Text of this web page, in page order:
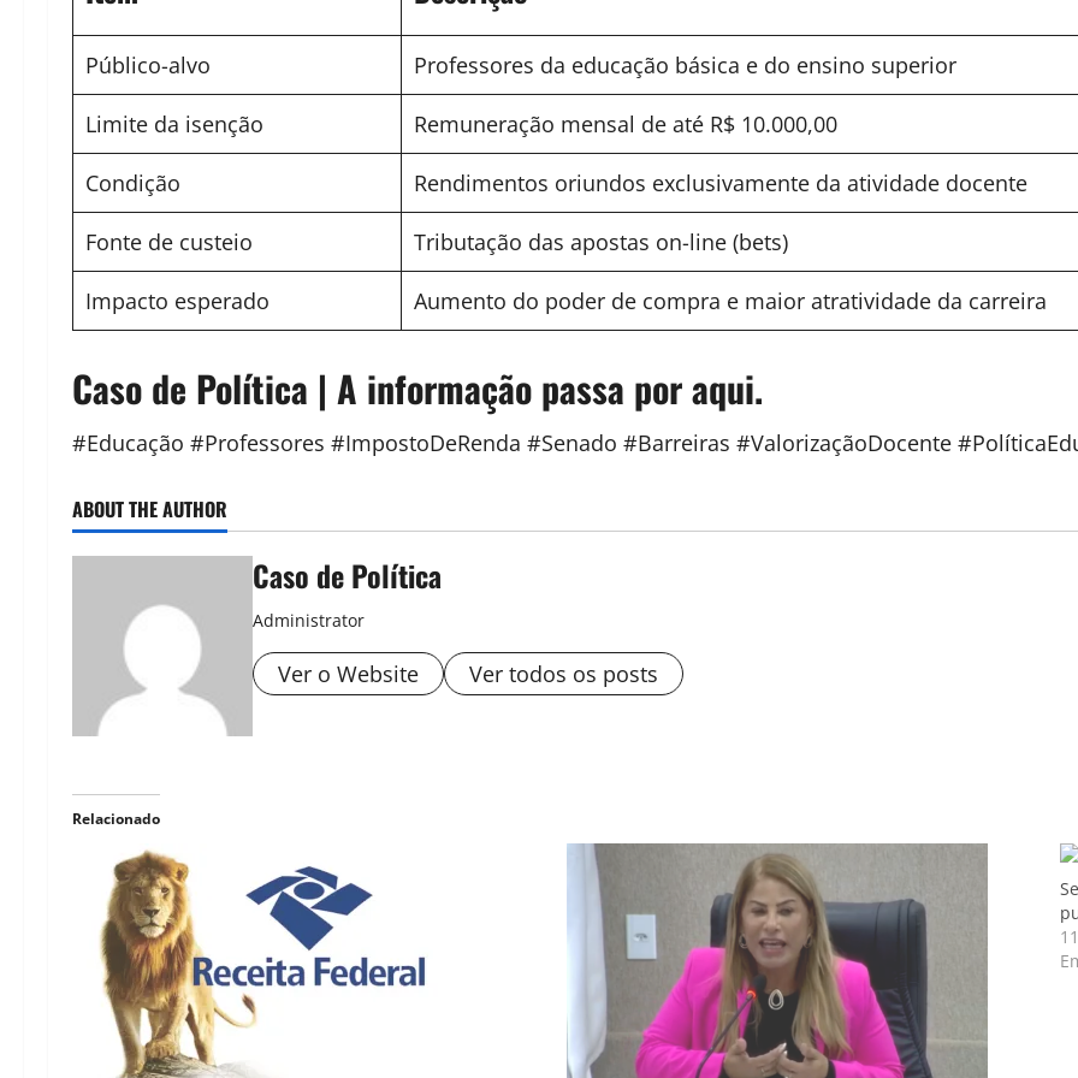
Público-alvo Professores da educação básica e do ensino superior
Limite da isenção Remuneração mensal de até R$ 10.000,00
Condição Rendimentos oriundos exclusivamente da atividade docente
Fonte de custeio Tributação das apostas on-line (bets)
Impacto esperado Aumento do poder de compra e maior atratividade da carreira
Caso de Política | A informação passa por aqui.
#Educação #Professores #ImpostoDeRenda #Senado #Barreiras #ValorizaçãoDocente
ABOUT THE AUTHOR
Caso de Política
Administrator
Ver o Website Ver todos os posts
Relacionado